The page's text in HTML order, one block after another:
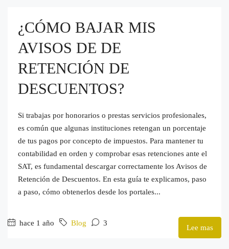
¿CÓMO BAJAR MIS
AVISOS DE DE
RETENCIÓN DE
DESCUENTOS?
Si trabajas por honorarios o prestas servicios profesionales,
es común que algunas instituciones retengan un porcentaje
de tus pagos por concepto de impuestos. Para mantener tu
contabilidad en orden y comprobar esas retenciones ante el
SAT, es fundamental descargar correctamente los Avisos de
Retención de Descuentos. En esta guía te explicamos, paso
a paso, cómo obtenerlos desde los portales...
hace 1 año Blog 3
Lee mas